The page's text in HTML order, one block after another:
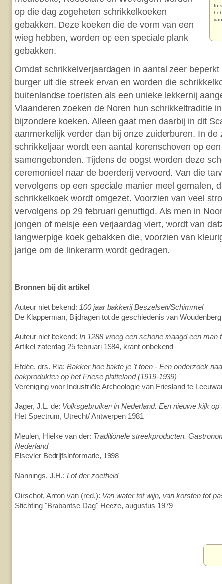
In
op die dag zogeheten schrikkelkoeken
gebakken. Deze koeken die de vorm van een
wieg hebben, worden op een speciale plank
gebakken.
Omdat schrikkelverjaardagen in aantal zeer
burger uit die streek ervan en worden die
buitenlandse toeristen als een unieke lekkernij
Vlaanderen zoeken de Noren hun schrikkeltraditie
bijzondere koeken. Alleen gaat men daarbij in dit
aanmerkelijk verder dan bij onze zuiderburen. In de
schrikkeljaar wordt een aantal korenschoven op
samengebonden. Tijdens de oogst worden deze
ceremonieel naar de boerderij vervoerd. Van die
vervolgens op een speciale manier meel gemalen,
schrikkelkoek wordt omgezet. Voorzien van veel
vervolgens op 29 februari genuttigd. Als men in
jongen of meisje een verjaardag viert, wordt van
langwerpige koek gebakken die, voorzien van
jarige om de linkerarm wordt gedragen.
Bronnen bij dit artikel
Auteur niet bekend: 100 jaar bakkerij Beszelsen/Schimmel
De Klapperman, Bijdragen tot de geschiedenis van
Auteur niet bekend: In 1288 vroeg een schone maagd een man
Artikel zaterdag 25 februari 1984, krant onbekend
Efdée, drs. Ria: Bakker hoe bakte je 't toen - Een onderzoek
bakprodukten op het Friese platteland (1919-1939)
Vereniging voor Industriële Archeologie van Friesland te
Jager, J.L. de: Volksgebruiken in Nederland. Een nieuwe kijk op
Het Spectrum, Utrecht/ Antwerpen 1981
Meulen, Hielke van der: Traditionele streekproducten.
Nederland
Elsevier Bedrijfsinformatie, 1998
Nannings, J.H.: Lof der zoetheid
Oirschot, Anton van (red.): Van water tot wijn, van korsten tot
Stichting "Brabantse Dag" Heeze, augustus 1979